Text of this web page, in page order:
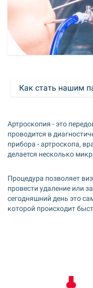
Как стать нашим
Артроскопия - это
проводится в
прибора - артроскопа,
делается несколько
Процедура позволяет
провести удаление или
сегодняшний день это
которой происходит